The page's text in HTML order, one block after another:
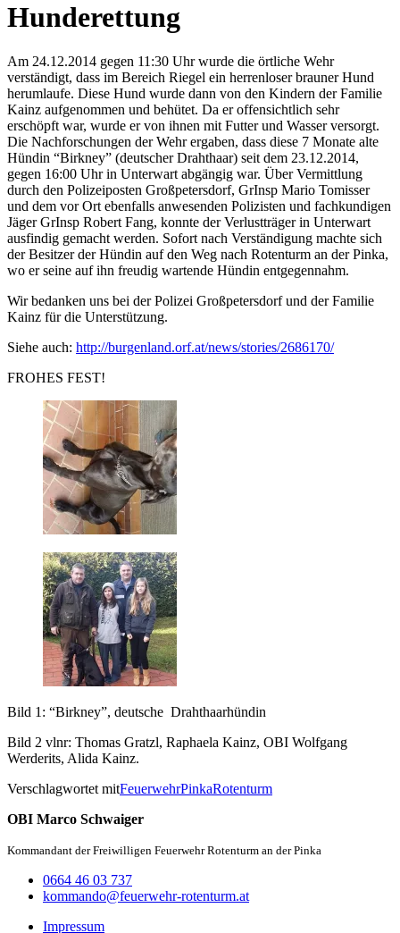
Hunderettung
Am 24.12.2014 gegen 11:30 Uhr wurde die örtliche Wehr
verständigt, dass im Bereich Riegel ein herrenloser brauner Hund
herumlaufe. Diese Hund wurde dann von den Kindern der Familie
Kainz aufgenommen und behütet. Da er offensichtlich sehr
erschöpft war, wurde er von ihnen mit Futter und Wasser versorgt.
Die Nachforschungen der Wehr ergaben, dass diese 7 Monate alte
Hündin “Birkney” (deutscher Drahthaar) seit dem 23.12.2014,
gegen 16:00 Uhr in Unterwart abgängig war. Über Vermittlung
durch den Polizeiposten Großpetersdorf, GrInsp Mario Tomisser
und dem vor Ort ebenfalls anwesenden Polizisten und fachkundigen
Jäger GrInsp Robert Fang, konnte der Verlustträger in Unterwart
ausfindig gemacht werden. Sofort nach Verständigung machte sich
der Besitzer der Hündin auf den Weg nach Rotenturm an der Pinka,
wo er seine auf ihn freudig wartende Hündin entgegennahm.
Wir bedanken uns bei der Polizei Großpetersdorf und der Familie
Kainz für die Unterstützung.
Siehe auch: http://burgenland.orf.at/news/stories/2686170/
FROHES FEST!
Bild 1: “Birkney”, deutsche Drahthaarhündin
Bild 2 vlnr: Thomas Gratzl, Raphaela Kainz, OBI Wolfgang
Werderits, Alida Kainz.
Verschlagwortet mitFeuerwehrPinkaRotenturm
OBI Marco Schwaiger
Kommandant der Freiwilligen Feuerwehr Rotenturm an der Pinka
0664 46 03 737
kommando@feuerwehr-rotenturm.at
Impressum